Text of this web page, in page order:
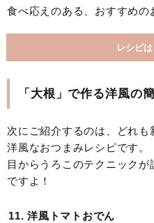
食べ応えのある、おすすめの
レシピ
「大根」で作る洋風の
次にご紹介するのは、どれも
洋風なおつまみレシピです。
目からうろこのテクニック
ですよ！
11. 洋風トマトおでん